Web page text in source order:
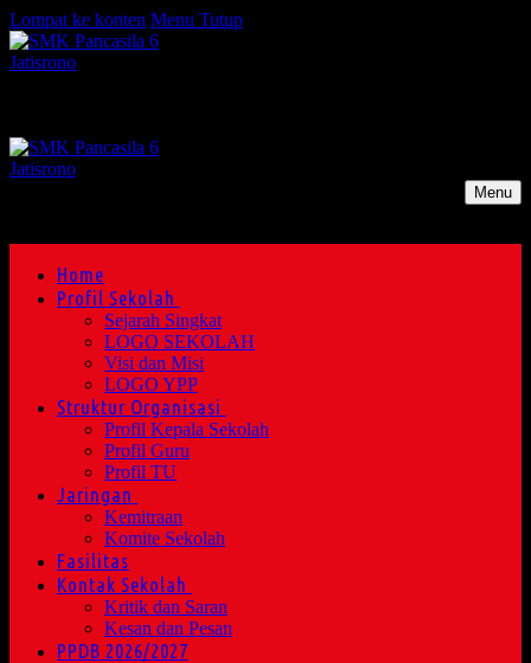
Lompat ke konten Menu Tutup
Menu
Home
Profil Sekolah
Sejarah Singkat
LOGO SEKOLAH
Visi dan Misi
LOGO YPP
Struktur Organisasi
Profil Kepala Sekolah
Profil Guru
Profil TU
Jaringan
Kemitraan
Komite Sekolah
Fasilitas
Kontak Sekolah
Kritik dan Saran
Kesan dan Pesan
PPDB 2026/2027